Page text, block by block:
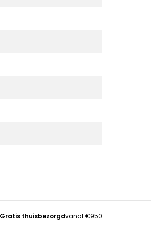
Gratis thuisbezorgdvanaf €950